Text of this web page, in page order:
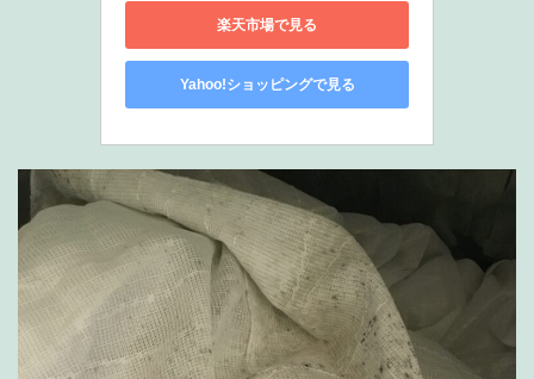
楽天市場で見る
Yahoo!ショッピングで見る